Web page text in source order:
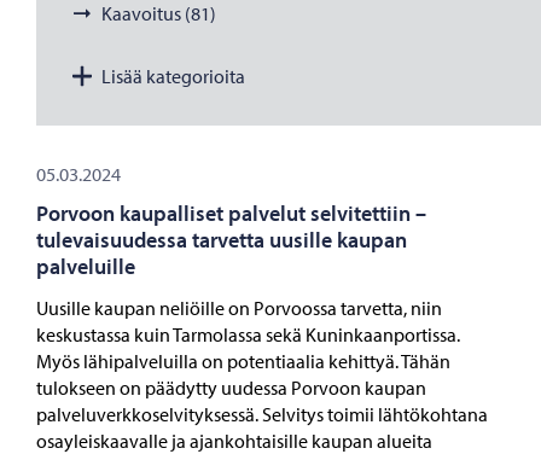
Kaavoitus (81)
Lisää kategorioita
05.03.2024
Porvoon kaupalliset palvelut selvitettiin –
tulevaisuudessa tarvetta uusille kaupan
palveluille
Uusille kaupan neliöille on Porvoossa tarvetta, niin
keskustassa kuin Tarmolassa sekä Kuninkaanportissa.
Myös lähipalveluilla on potentiaalia kehittyä. Tähän
tulokseen on päädytty uudessa Porvoon kaupan
palveluverkkoselvityksessä. Selvitys toimii lähtökohtana
osayleiskaavalle ja ajankohtaisille kaupan alueita